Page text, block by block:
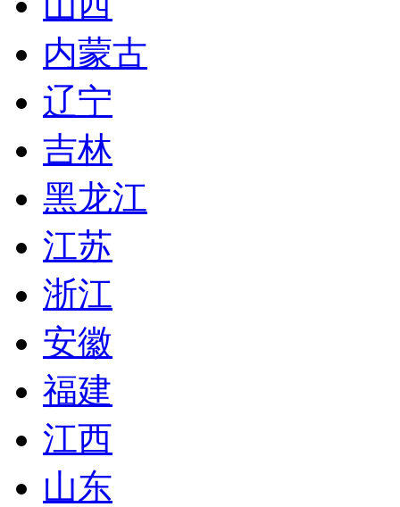
内蒙古
辽宁
吉林
黑龙江
江苏
浙江
安徽
福建
江西
山东